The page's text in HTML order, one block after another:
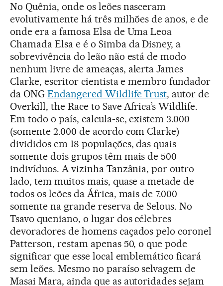
No Quênia, onde os leões nasceram
evolutivamente há três milhões de anos, e de
onde era a famosa Elsa de Uma Leoa
Chamada Elsa e é o Simba da Disney, a
sobrevivência do leão não está de modo
nenhum livre de ameaças, alerta James
Clarke, escritor cientista e membro fundador
da ONG Endangered Wildlife Trust, autor de
Overkill, the Race to Save Africa’s Wildlife.
Em todo o país, calcula-se, existem 3.000
(somente 2.000 de acordo com Clarke)
divididos em 18 populações, das quais
somente dois grupos têm mais de 500
indivíduos. A vizinha Tanzânia, por outro
lado, tem muitos mais, quase a metade de
todos os leões da África, mais de 7.000
somente na grande reserva de Selous. No
Tsavo queniano, o lugar dos célebres
devoradores de homens caçados pelo coronel
Patterson, restam apenas 50, o que pode
significar que esse local emblemático ficará
sem leões. Mesmo no paraíso selvagem de
Masai Mara, ainda que as autoridades sejam